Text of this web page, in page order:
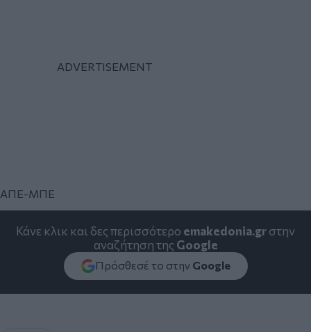
ΑΠΕ-ΜΠΕ
Κάνε κλικ και δες περισσότερο emakedonia.grστην
αναζήτηση της Google
Πρόσθεσέ το στην Google